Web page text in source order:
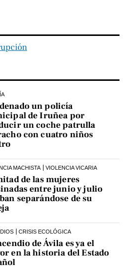
un policía
de Iruñea por
un coche patrulla
con cuatro niños
MACHISTA VIOLENCIA VICARIA
de las mujeres
entre junio y julio
separándose de su
CRISIS ECOLÓGICA
de Ávila es ya el
en la historia del Estado